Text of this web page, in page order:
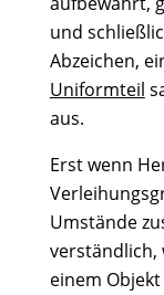
und
Abzeichen,
Uniformteil
aus.
Erst wenn
Umstände
verständlich,
einem